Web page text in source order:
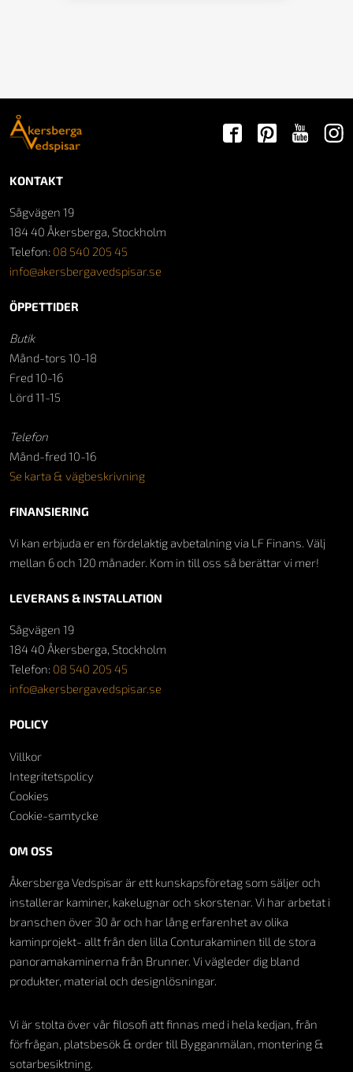
OM OSS
Åkersberga Vedspisar är ett kunskapsföretag som säljer och
installerar kaminer, kakelugnar och skorstenar. Vi har arbetat i
branschen över 30 år och har lång erfarenhet av olika
kaminprojekt- allt från den lilla Conturakaminen till de stora
panoramakaminerna från Brunner. Vi vägleder dig bland
produkter, material och designlösningar.
Vi är stolta över vår filosofi att finnas med i hela kedjan, från
förfrågan, platsbesök & order till Bygganmälan, montering &
sotarbesiktning.
KONTAKT
Sågvägen 19
184 40 Åkersberga, Stockholm
Telefon: 08 540 205 45
info@akersbergavedspisar.se
ÖPPETTIDER
Butik
Månd-tors 10-18
Fred 10-16
Lörd 11-15
Telefon
Månd-fred 10-16
Se karta & vägbeskrivning
FINANSIERING
Vi kan erbjuda er en fördelaktig avbetalning via LF Finans. Välj
mellan 6 och 120 månader. Kom in till oss så berättar vi mer!
LEVERANS & INSTALLATION
Sågvägen 19
184 40 Åkersberga, Stockholm
Telefon: 08 540 205 45
info@akersbergavedspisar.se
POLICY
Villkor
Integritetspolicy
Cookies
Cookie-samtycke